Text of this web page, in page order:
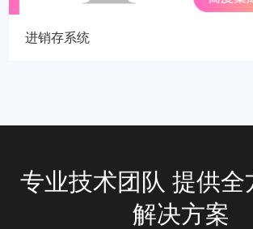
进销存系统
专业技术团队 提供全
解决方案